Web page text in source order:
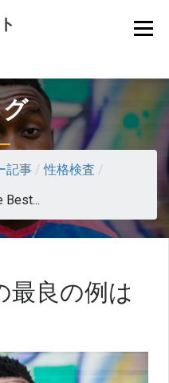
記事 / 性格検査 /
Best...
最良の例は